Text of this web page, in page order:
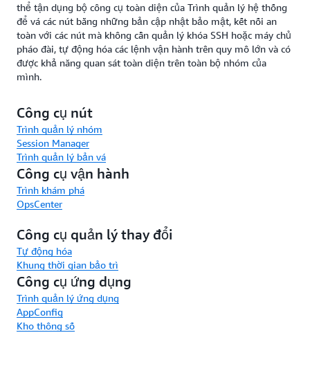
thể tận dụng bộ công cụ toàn diện của Trình quản lý hệ thống
để vá các nút bằng những bản cập nhật bảo mật, kết nối an
toàn với các nút mà không cần quản lý khóa SSH hoặc máy chủ
pháo đài, tự động hóa các lệnh vận hành trên quy mô lớn và có
được khả năng quan sát toàn diện trên toàn bộ nhóm của
mình.
Công cụ nút
Trình quản lý nhóm
Session Manager
Trình quản lý bản vá
Công cụ vận hành
Trình khám phá
OpsCenter
Công cụ quản lý thay đổi
Tự động hóa
Khung thời gian bảo trì
Công cụ ứng dụng
Trình quản lý ứng dụng
AppConfig
Kho thông số